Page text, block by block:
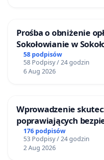
Prośba o obniżenie
Sokołowianie w
58 podpisów
58 Podpisy / 24 godzin
6 Aug 2026
Wprowadzenie
poprawiających
Żeromskiego w
176 podpisów
53 Podpisy / 24 godzin
2 Aug 2026